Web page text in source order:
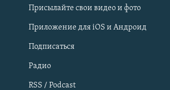
Українською
Qırımtatar
ПРИСОЕДИНЯЙТЕСЬ!
Присылайте свои видео и фото
Приложение для iOS и Андроид
Подписаться
Радио
RSS / Podcast